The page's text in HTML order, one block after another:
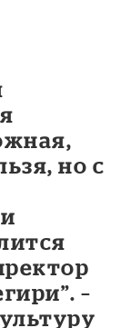
но с
–